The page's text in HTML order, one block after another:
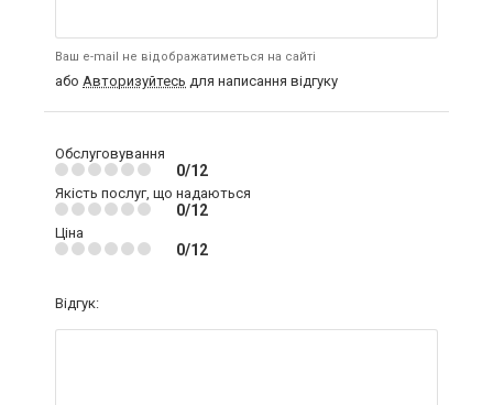
Ваш e-mail не відображатиметься на сайті
або Авторизуйтесь для написання відгуку
Обслуговування
0/12
Якість послуг, що надаються
0/12
Ціна
0/12
Відгук: